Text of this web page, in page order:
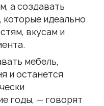
а создавать
идеально
вкусам и
мебель,
и останется
годы, — говорят